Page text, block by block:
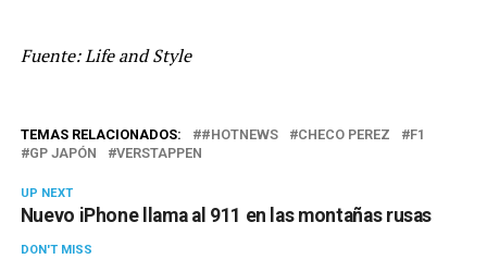
Fuente: Life and Style
TEMAS RELACIONADOS: #HOTNEWS CHECO PEREZ
F1
GP JAPÓN
VERSTAPPEN
UP NEXT
Nuevo iPhone llama al 911 en las montañas rusas
DON'T MISS